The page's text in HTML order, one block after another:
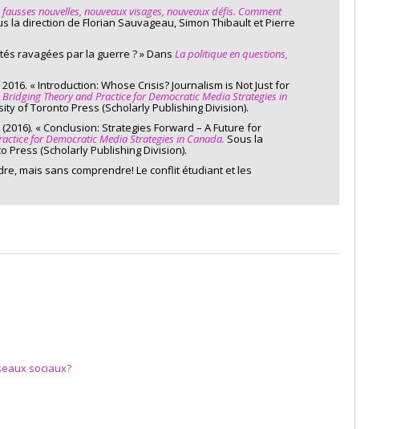
identité culturelle commune
fausses nouvelles, nouveaux visages, nouveaux défis. Comment
la direction de Florian Sauvageau, Simon Thibault et Pierre
ravagées par la guerre ? » Dans La politique en questions,
« Introduction: Whose Crisis? Journalism is Not Just for
Theory and Practice for Democratic Media Strategies in
of Toronto Press (Scholarly Publishing Division).
« Conclusion: Strategies Forward – A Future for
for Democratic Media Strategies in Canada. Sous la
Press (Scholarly Publishing Division).
mais sans comprendre! Le conflit étudiant et les
sociaux?